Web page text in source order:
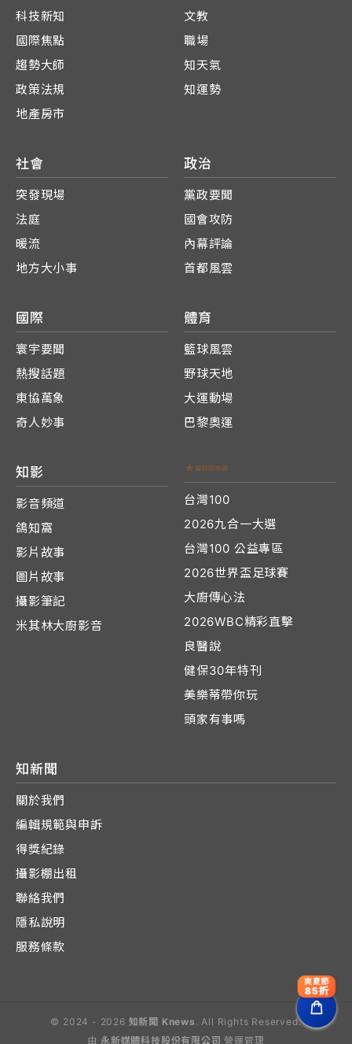
科技新知
國際焦點
趨勢大師
政策法規
地產房市
文教
職場
知天氣
知運勢
社會
突發現場
法庭
暖流
地方大小事
政治
黨政要聞
國會攻防
內幕評論
首都風雲
國際
寰宇要聞
熱搜話題
東協萬象
奇人妙事
體育
籃球風雲
野球天地
大運動場
巴黎奧運
知影
影音頻道
鴿知窩
影片故事
圖片故事
攝影筆記
米其林大廚影音
台灣100
2026九合一大選
台灣100 公益專區
2026世界盃足球賽
大廚傳心法
2026WBC精彩直擊
良醫說
健保30年特刊
美樂蒂帶你玩
頭家有事嗎
知新聞
關於我們
編輯規範與申訴
得獎紀錄
攝影棚出租
聯絡我們
隱私說明
服務條款
© 2024 - 2026 知新聞 Knews . All Rights Reserved.
由 永新媒體科技股份有限公司 營運管理
爽夏節
85折